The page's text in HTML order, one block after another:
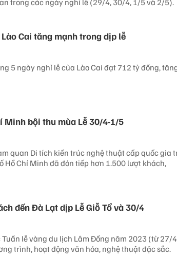
trong các ngày nghỉ lễ (29/4, 30/4, 1/5 và 2/5).
Cai tăng mạnh trong dịp lễ
5 ngày nghỉ lễ của Lào Cai đạt 712 tỷ đồng,
Minh bội thu mùa Lễ 30/4-1/5
quan Di tích kiến trúc nghệ thuật cấp quốc gia
Hồ Chí Minh đã đón tiếp hơn 1.500 lượt khách,
đến Đà Lạt dịp Lễ Giỗ Tổ và 30/4
Tuần lễ vàng du lịch Lâm Đồng năm 2023 (từ 27/4
trình, hoạt động văn hóa, nghệ thuật đặc sắc.